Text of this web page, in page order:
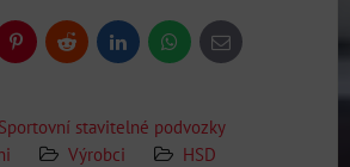
PinterestReddit LinkedInWhatsApp
E-
mail
Sportovní stavitelné podvozky
Výrobci HSD